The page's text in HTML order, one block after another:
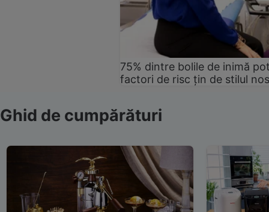
75% dintre bolile de inimă
factori de risc țin de stilul
Ghid de cumpărături